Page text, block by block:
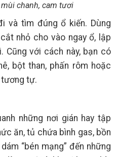
chanh, cam tươi
và tìm đúng ổ kiến. Dùng
nhỏ cho vào ngay ổ, lập
Cũng với cách này, bạn có
bột than, phấn rôm hoặc
tự.
những nơi gián hay tập
ăn, tủ chứa bình gas, bồn
“bén mạng” đến những